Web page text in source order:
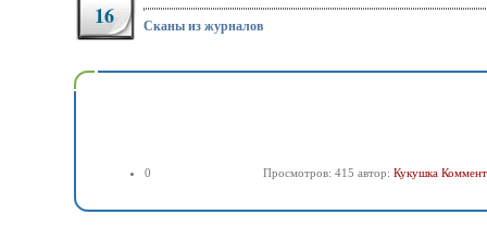
16 Сканы из журналов
0 Просмотров: 415 автор: Кукушка